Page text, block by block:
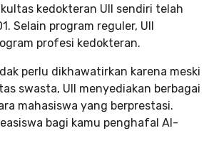
kedokteran UII sendiri telah
Selain program reguler, UII
profesi kedokteran.
perlu dikhawatirkan karena meski
swasta, UII menyediakan berbagai
mahasiswa yang berprestasi.
bagi kamu penghafal Al-